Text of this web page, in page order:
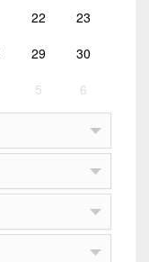
22 23
29 30
5 6